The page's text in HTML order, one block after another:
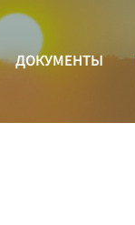
ДОКУМЕНТЫ